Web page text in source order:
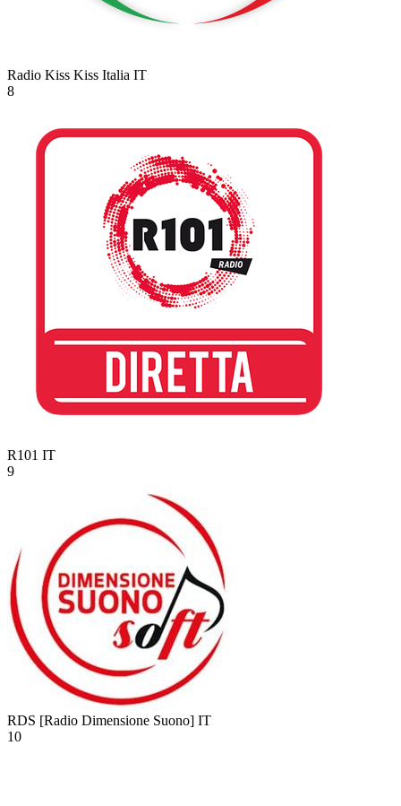
Radio Kiss Kiss Italia IT
8
R101 IT
9
RDS [Radio Dimensione Suono] IT
10